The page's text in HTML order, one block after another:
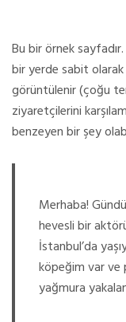
Bu bir örnek
bir yerde sabit olarak
görüntülenir (çoğu
ziyaretçilerini
benzeyen bir şey
Merhaba!
hevesli bir
İstanbul’da
köpeğim var ve
yağmura